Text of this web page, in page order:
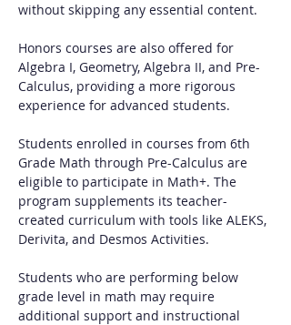
without skipping any essential content.
Honors courses are also offered for
Algebra I, Geometry, Algebra II, and Pre-
Calculus, providing a more rigorous
experience for advanced students.
Students enrolled in courses from 6th
Grade Math through Pre-Calculus are
eligible to participate in Math+. The
program supplements its teacher-
created curriculum with tools like ALEKS,
Derivita, and Desmos Activities.
Students who are performing below
grade level in math may require
additional support and instructional